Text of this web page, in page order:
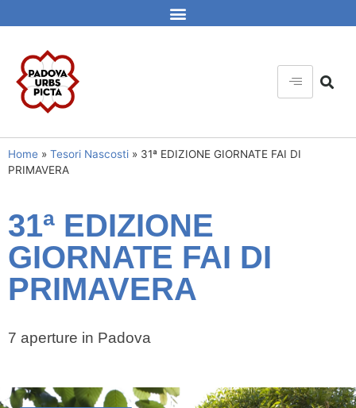
Home » Tesori Nascosti » 31ª EDIZIONE GIORNATE FAI DI
PRIMAVERA
31ª EDIZIONE
GIORNATE FAI DI
PRIMAVERA
7 aperture in Padova